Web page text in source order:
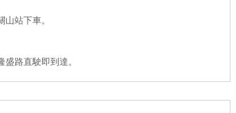
站下車。
路直駛即到達。